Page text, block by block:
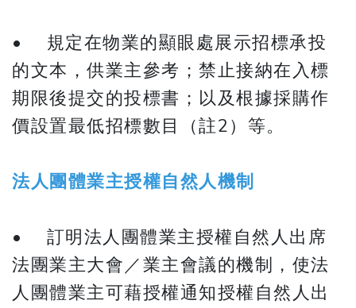
• 規定在物業的顯眼處展示招標承投
的文本，供業主參考；禁止接納在入標
期限後提交的投標書；以及根據採購作
價設置最低招標數目（註2）等。
法人團體業主授權自然人機制
• 訂明法人團體業主授權自然人出席
法團業主大會／業主會議的機制，使法
人團體業主可藉授權通知授權自然人出